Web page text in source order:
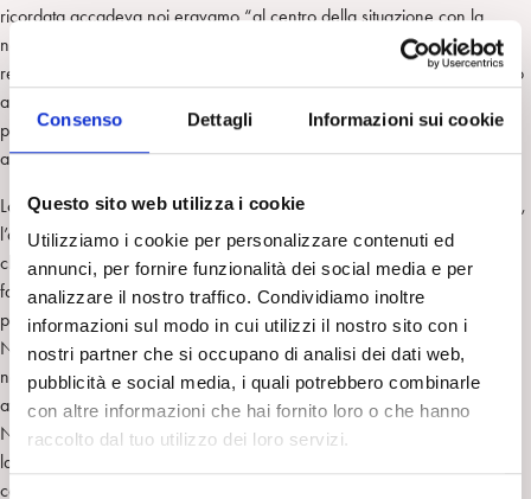
Consenso Dettagli Informazioni sui cookie
Questo sito web utilizza i cookie
Utilizziamo i cookie per personalizzare contenuti ed
annunci, per fornire funzionalità dei social media e per
analizzare il nostro traffico. Condividiamo inoltre
informazioni sul modo in cui utilizzi il nostro sito con i
nostri partner che si occupano di analisi dei dati web,
pubblicità e social media, i quali potrebbero combinarle
con altre informazioni che hai fornito loro o che hanno
raccolto dal tuo utilizzo dei loro servizi.
ricordata accadeva noi eravamo “al centro della situazione con la
nostra attenzione rivolta al mondo esterno”. Ricordiamo la nostra
relazione con il mondo, la sensorialità, sensualità dei gesti che ci hanno
aperto, ci aprono, sbilanciandosi, alla vita, abbiamo memoria del
passato vivente che con a sua presenza dà il senso della profondità e
ampiezza del nostro movimento nello spazio-tempo.
Lo sterminio, l’irrompere freddo della morte venuta a colonizzare la vita,
l’agire privo di senso in sé che non può essere esperito né dall’automa
che lo esegue, né dall’essere umano che lo subisce, è il reale bruto: il
fatto nella sua totale concretezza congelato in una attualità glaciale e
percepito da chi è sopravvissuto come minaccia incombente dal futuro.
Non lo troveremo nel passato sospeso, quello che non passa perché
non è stato fatto il lutto, la trasformazione interna necessaria per
affrontare i cambiamenti inevitabili delle nostre condizioni di vita.
Neppure nell’inattuale, il fuori dal tempo lineare che lo espande
lateralmente e rende gli esseri umani contemporanei al di là della
collocazione storica della loro esistenza. Cancella il tempo, non può